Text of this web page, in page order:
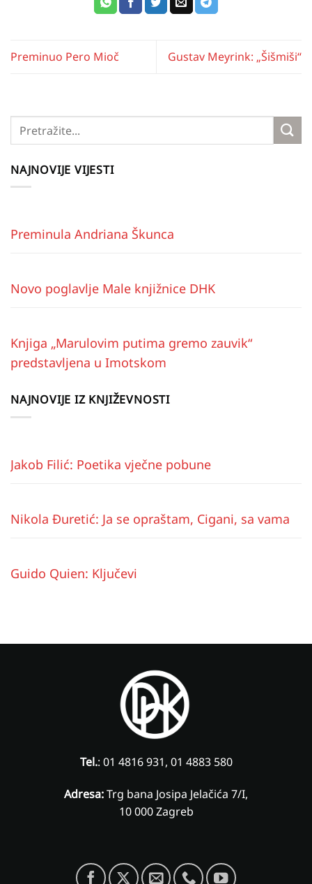
Preminuo Pero Mioč Gustav Meyrink: „Šišmiši“
NAJNOVIJE VIJESTI
Preminula Andriana Škunca
Novo poglavlje Male knjižnice DHK
Knjiga „Marulovim putima gremo zauvik“
predstavljena u Imotskom
NAJNOVIJE IZ KNJIŽEVNOSTI
Jakob Filić: Poetika vječne pobune
Nikola Đuretić: Ja se opraštam, Cigani, sa vama
Guido Quien: Ključevi
Tel.: 01 4816 931, 01 4883 580
Adresa:Trg bana Josipa Jelačića 7/I,
10 000 Zagreb